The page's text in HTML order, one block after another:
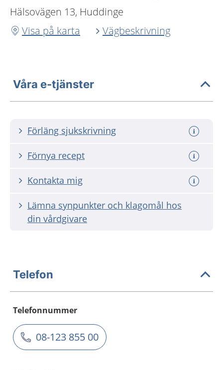
Hälsovägen 13, Huddinge
Visa på karta
Vägbeskrivning
Våra e-tjänster
Förläng sjukskrivning
Förnya recept
Kontakta mig
Lämna synpunkter och klagomål hos
din vårdgivare
Telefon
Telefonnummer
08-123 855 00